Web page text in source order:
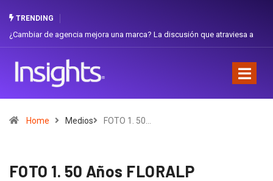
TRENDING
¿Cambiar de agencia mejora una marca? La discusión que atraviesa a
Home Medios FOTO 1. 50…
FOTO 1. 50 Años FLORALP